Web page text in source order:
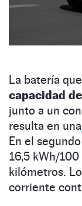
La batería
capacidad
junto a un
resulta en una
En el
16,5 kWh/
kilómetros.
corriente